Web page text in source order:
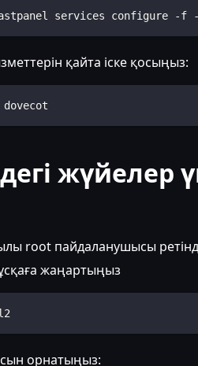
services configure -f -
қайта іске қосыңыз:
root пайдаланушысы
жаңартыңыз
орнатыңыз: